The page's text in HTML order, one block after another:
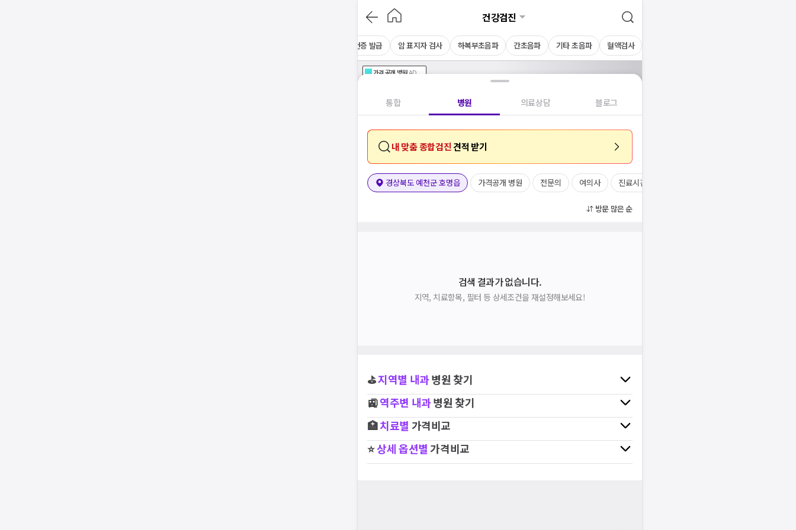
건강검진
보건증 발급 암 표지자 검사 하복부초음파 간초음파 기타 초음파 혈액검사
가격공개 병원AD
통합 병원 의료상담 블로그
내 맞춤 종합검진 견적 받기
경상북도 예천군 호명읍 가격공개 병원 전문의 여의사 진료시간
방문 많은 순
검색 결과가 없습니다.
지역, 치료항목, 필터 등 상세조건을 재설정해보세요!
⛳지역별 내과병원 찾기
🚉역주변 내과병원 찾기
🏥치료별 가격비교
⭐상세 옵션별가격비교